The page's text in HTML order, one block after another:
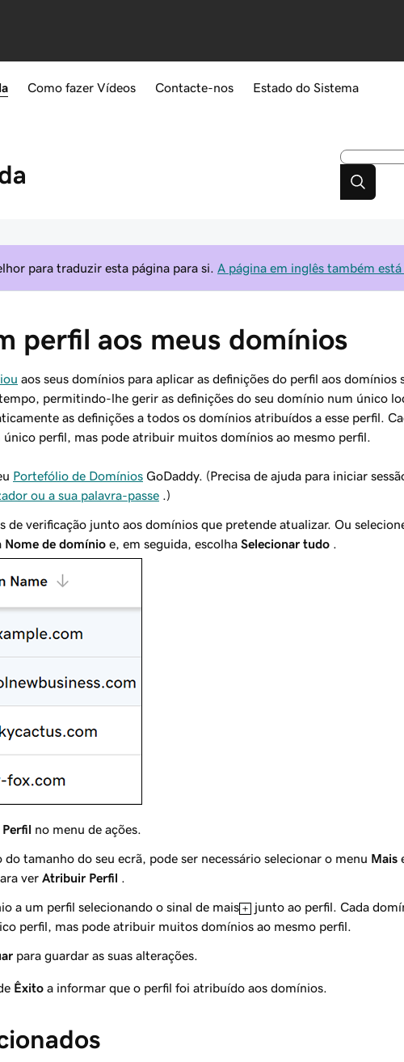
Como fazer Vídeos Contacte-nos Estado do Sistema
para traduzir esta página para si. A página em inglês também está
perfil aos meus domínios
aos seus domínios para aplicar as definições do perfil aos domínios
permitindo-lhe gerir as definições do seu domínio num único
as definições a todos os domínios atribuídos a esse perfil.
perfil, mas pode atribuir muitos domínios ao mesmo perfil.
Portefólio de Domínios GoDaddy. (Precisa de ajuda para iniciar
ou a sua palavra-passe .)
de verificação junto aos domínios que pretende atualizar. Ou
Nome de domínio e, em seguida, escolha Selecionar tudo
no menu de ações.
do tamanho do seu ecrã, pode ser necessário selecionar o menu Mais
ver Atribuir Perfil
a um perfil selecionando o sinal de mais
junto ao perfil. Cada
perfil, mas pode atribuir muitos domínios ao mesmo perfil.
para guardar as suas alterações.
Êxito a informar que o perfil foi atribuído aos domínios.